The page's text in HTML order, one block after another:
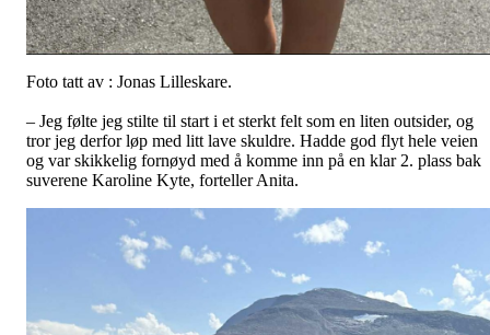
Foto tatt av : Jonas Lilleskare.
– Jeg følte jeg stilte til start i et sterkt felt som en liten outsider, og
tror jeg derfor løp med litt lave skuldre. Hadde god flyt hele veien
og var skikkelig fornøyd med å komme inn på en klar 2. plass bak
suverene Karoline Kyte, forteller Anita.